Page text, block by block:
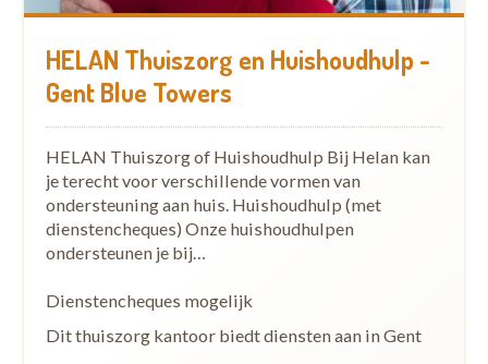
HELAN Thuiszorg en Huishoudhulp -
Gent Blue Towers
HELAN Thuiszorg of Huishoudhulp Bij Helan kan
je terecht voor verschillende vormen van
ondersteuning aan huis. Huishoudhulp (met
dienstencheques) Onze huishoudhulpen
ondersteunen je bij…
Dienstencheques mogelijk
Dit thuiszorg kantoor biedt diensten aan in Gent